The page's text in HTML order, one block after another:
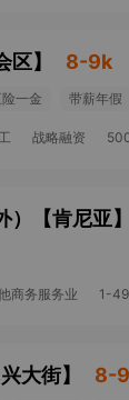
区】 8-9k
险一金 带薪年假
战略融资
【肯尼亚】
商务服务业 1-
大街】 8-